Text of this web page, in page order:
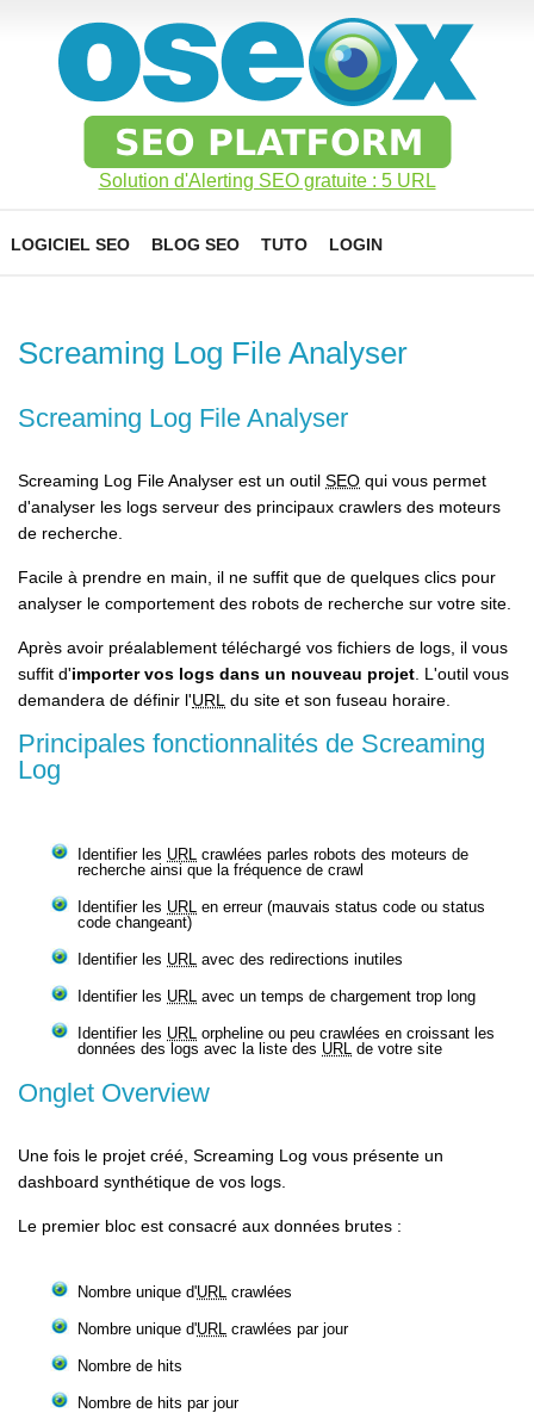
Solution d'Alerting SEO gratuite : 5 URL
LOGICIEL SEO BLOG SEO TUTO LOGIN
Screaming Log File Analyser
Screaming Log File Analyser
Screaming Log File Analyser est un outil SEO qui vous permet
d'analyser les logs serveur des principaux crawlers des moteurs
de recherche.
Facile à prendre en main, il ne suffit que de quelques clics pour
analyser le comportement des robots de recherche sur votre site.
Après avoir préalablement téléchargé vos fichiers de logs, il vous
suffit d'importer vos logs dans un nouveau projet . L'outil vous
demandera de définir l'URL du site et son fuseau horaire.
Principales fonctionnalités de Screaming
Log
Identifier les URL crawlées parles robots des moteurs de
recherche ainsi que la fréquence de crawl
Identifier les URL en erreur (mauvais status code ou status
code changeant)
Identifier les URL avec des redirections inutiles
Identifier les URL avec un temps de chargement trop long
Identifier les URL orpheline ou peu crawlées en croissant les
données des logs avec la liste des URL de votre site
Onglet Overview
Une fois le projet créé, Screaming Log vous présente un
dashboard synthétique de vos logs.
Le premier bloc est consacré aux données brutes :
Nombre unique d'URL crawlées
Nombre unique d'URL crawlées par jour
Nombre de hits
Nombre de hits par jour